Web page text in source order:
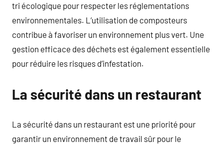
tri écologique pour respecter les réglementations
environnementales. L’utilisation de composteurs
contribue à favoriser un environnement plus vert. Une
gestion efficace des déchets est également essentielle
pour réduire les risques d’infestation.
La sécurité dans un restaurant
La sécurité dans un restaurant est une priorité pour
garantir un environnement de travail sûr pour le